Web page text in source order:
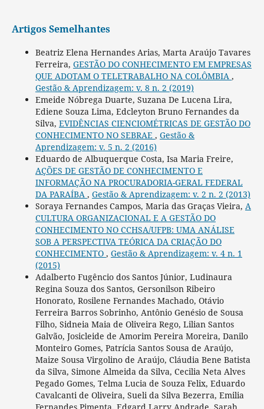
Artigos Semelhantes
Beatriz Elena Hernandes Arias, Marta Araújo Tavares
Ferreira, GESTÃO DO CONHECIMENTO EM EMPRESAS
QUE ADOTAM O TELETRABALHO NA COLÔMBIA ,
Gestão & Aprendizagem: v. 8 n. 2 (2019)
Emeide Nóbrega Duarte, Suzana De Lucena Lira,
Ediene Souza Lima, Edcleyton Bruno Fernandes da
Silva, EVIDÊNCIAS CIENCIOMÉTRICAS DE GESTÃO DO
CONHECIMENTO NO SEBRAE , Gestão &
Aprendizagem: v. 5 n. 2 (2016)
Eduardo de Albuquerque Costa, Isa Maria Freire,
AÇÕES DE GESTÃO DE CONHECIMENTO E
INFORMAÇÃO NA PROCURADORIA-GERAL FEDERAL
DA PARAÍBA , Gestão & Aprendizagem: v. 2 n. 2 (2013)
Soraya Fernandes Campos, Maria das Graças Vieira, A
CULTURA ORGANIZACIONAL E A GESTÃO DO
CONHECIMENTO NO CCHSA/UFPB: UMA ANÁLISE
SOB A PERSPECTIVA TEÓRICA DA CRIAÇÃO DO
CONHECIMENTO , Gestão & Aprendizagem: v. 4 n. 1
(2015)
Adalberto Fugêncio dos Santos Júnior, Ludinaura
Regina Souza dos Santos, Gersonilson Ribeiro
Honorato, Rosilene Fernandes Machado, Otávio
Ferreira Barros Sobrinho, Antônio Genésio de Sousa
Filho, Sidneia Maia de Oliveira Rego, Lilian Santos
Galvão, Josicleide de Amorim Pereira Moreira, Danilo
Monteiro Gomes, Patrícia Santos Sousa de Araújo,
Maize Sousa Virgolino de Araújo, Cláudia Bene Batista
da Silva, Simone Almeida da Silva, Cecilia Neta Alves
Pegado Gomes, Telma Lucia de Souza Felix, Eduardo
Cavalcanti de Oliveira, Sueli da Silva Bezerra, Emilia